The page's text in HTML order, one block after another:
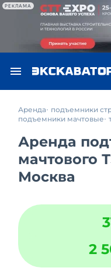
РЕКЛАМА
Аренда
подъемники
подъемники мачтовые
Аренда
мачтового
Москва
2